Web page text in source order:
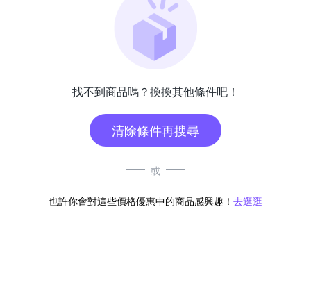
找不到商品嗎？換換其他條件吧！
清除條件再搜尋
或
也許你會對這些價格優惠中的商品感興趣！ 去逛逛